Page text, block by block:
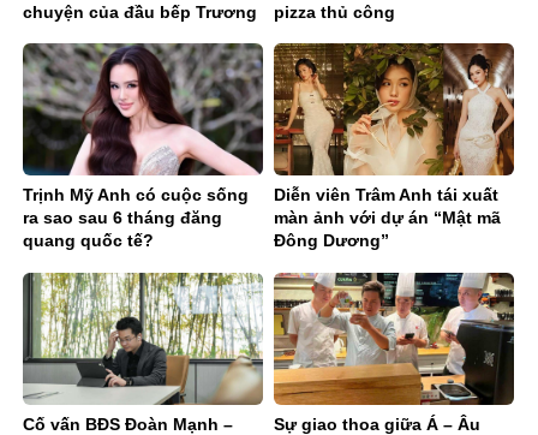
chuyện của đầu bếp Trương
pizza thủ công
Trịnh Mỹ Anh có cuộc sống
ra sao sau 6 tháng đăng
quang quốc tế?
Diễn viên Trâm Anh tái xuất
màn ảnh với dự án “Mật mã
Đông Dương”
Cố vấn BĐS Đoàn Mạnh –
Sự giao thoa giữa Á – Âu